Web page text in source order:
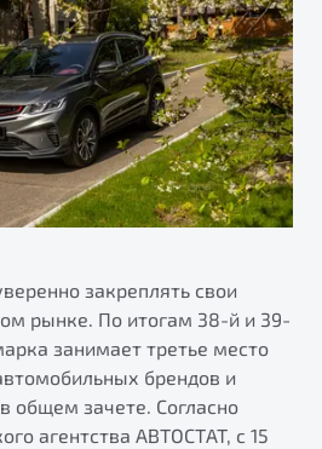
закреплять свои
рынке. По итогам 38-й и 39-
занимает третье место
брендов и
общем зачете. Согласно
агентства АВТОСТАТ, с 15